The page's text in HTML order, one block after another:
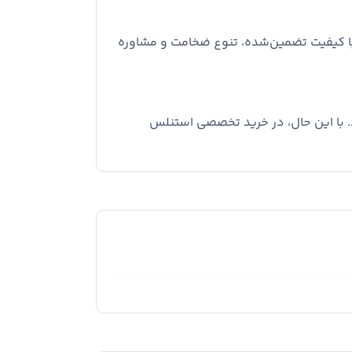
تخصصی در حوزه مقاطع استنلس استیل، امکان تأمین ورق استیل آلیاژ 430 را با کیفیت تضمین‌شده، تنوع ضخامت و مشاوره
با این حال، در خرید تخصصی استنلس